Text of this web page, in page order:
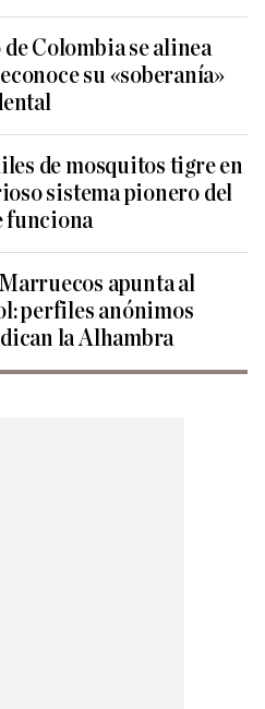
Colombia se alinea
su «soberanía»
de mosquitos tigre en
sistema pionero del
funciona
apunta al
perfiles anónimos
la Alhambra